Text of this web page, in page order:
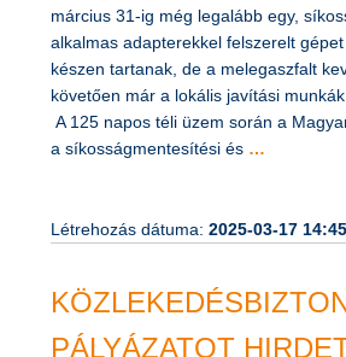
legalább egy, síkosságmentesítésre
felszerelt gépet bevetésre készen
melegaszfalt keverő telepek nyitását
javítási munkák kerülnek fókuszba.
során a Magyar Közút szakemberei a